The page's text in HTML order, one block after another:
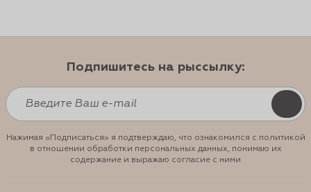
Подпишитесь на рыссылку:
Нажимая «Подписаться» я подтверждаю, что ознакомился с политикой
в отношении обработки персональных данных, понимаю их
содержание и выражаю согласие с ними